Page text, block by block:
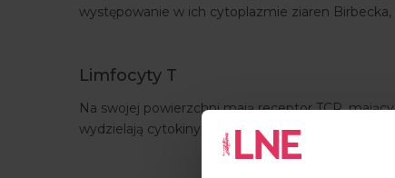
występowanie w ich cytoplazmie ziaren
Limfocyty T
Na swojej powierzchni mają receptor TCR,
wydzielają cytokiny prozapalne i biorą udział w